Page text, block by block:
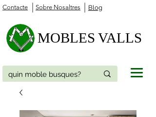
Contacte Blog
Sobre Nosaltres
MOBLES VALLS